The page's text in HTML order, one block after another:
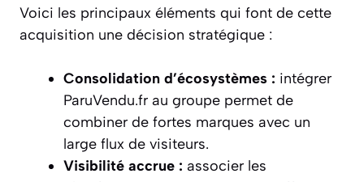
Voici les principaux éléments qui font de cette
acquisition une décision stratégique :
Consolidation d’écosystèmes : intégrer
ParuVendu.fr au groupe permet de
combiner de fortes marques avec un
large flux de visiteurs.
Visibilité accrue : associer les